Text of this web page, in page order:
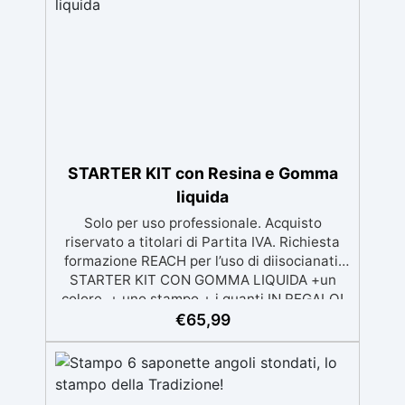
insapore, adatto a progetti creativi di lunga
STARTER KIT con Resina e Gomma
liquida
Solo per uso professionale. Acquisto
riservato a titolari di Partita IVA. Richiesta
formazione REACH per l’uso di diisocianati.
STARTER KIT CON GOMMA LIQUIDA +un
colore ,+ uno stampo + i guanti IN REGALO!
Inizia creare con RESIN PRO! Un KIT
TRASPARENTE 800 GR – RESINA
POLIURETANICA BIANCA 1000 GR – GOMMA
SILICONICA LIQUIDA 500 GR + UNA PASTA
€65,99